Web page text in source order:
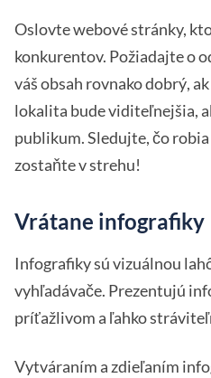
Oslovte webové stránky,
konkurentov. Požiadajte o
váš obsah rovnako dobrý,
lokalita bude viditeľnejšia,
publikum. Sledujte, čo
zostaňte v strehu!
Vrátane infografiky
Infografiky sú vizuálnou
vyhľadávače. Prezentujú
príťažlivom a ľahko
Vytváraním a zdieľaním